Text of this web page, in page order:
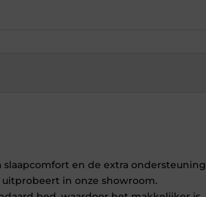
en de extra ondersteuning
in onze showroom.